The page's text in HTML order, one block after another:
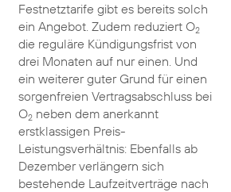
Festnetztarife gibt es bereits solch
ein Angebot. Zudem reduziert O2
die reguläre Kündigungsfrist von
drei Monaten auf nur einen. Und
ein weiterer guter Grund für einen
sorgenfreien Vertragsabschluss bei
O2neben dem anerkannt
erstklassigen Preis-
Leistungsverhältnis: Ebenfalls ab
Dezember verlängern sich
bestehende Laufzeitverträge nach